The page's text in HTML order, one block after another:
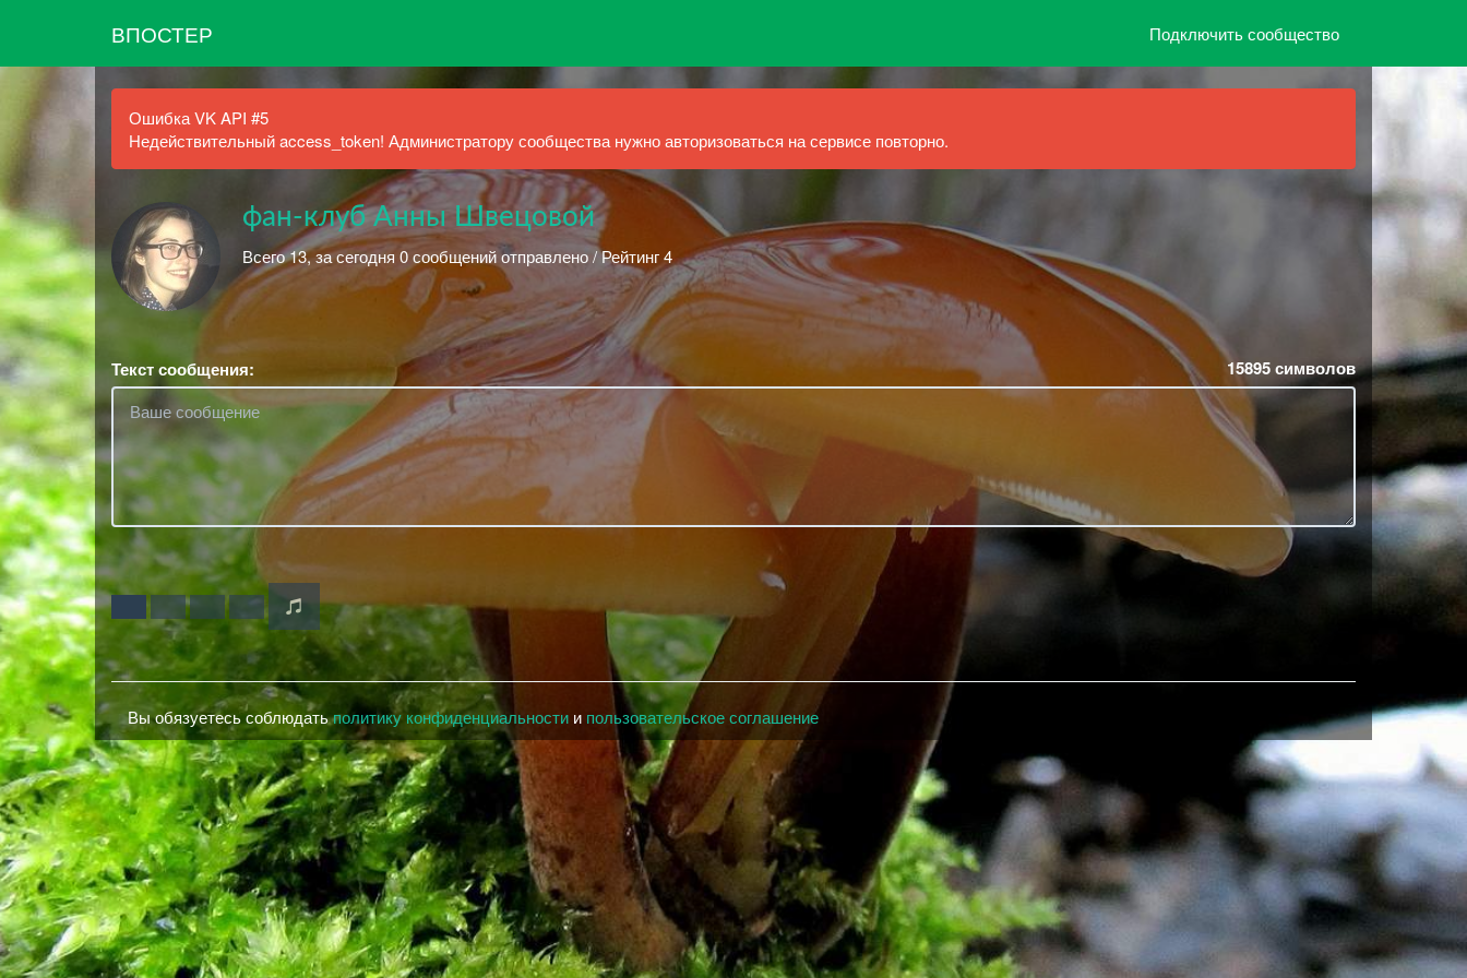
ВПОСТЕР Подключить сообщество
Ошибка VK API #5
Недействительный access_token! Администратору сообщества нужно авторизоваться на сервисе повторно.
фан-клуб Анны Швецовой
Всего 13, за сегодня 0 сообщений отправлено / Рейтинг 4
Текст сообщения: 15895символов
Вы обязуетесь соблюдатьполитику конфиденциальности и пользовательское соглашение